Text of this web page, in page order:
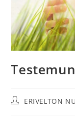
ERIVELTON